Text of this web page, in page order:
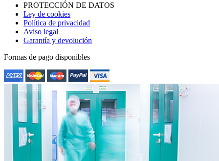
PROTECCIÓN DE DATOS
Ley de cookies
Política de privacidad
Aviso legal
Garantía y devolución
Formas de pago disponibles